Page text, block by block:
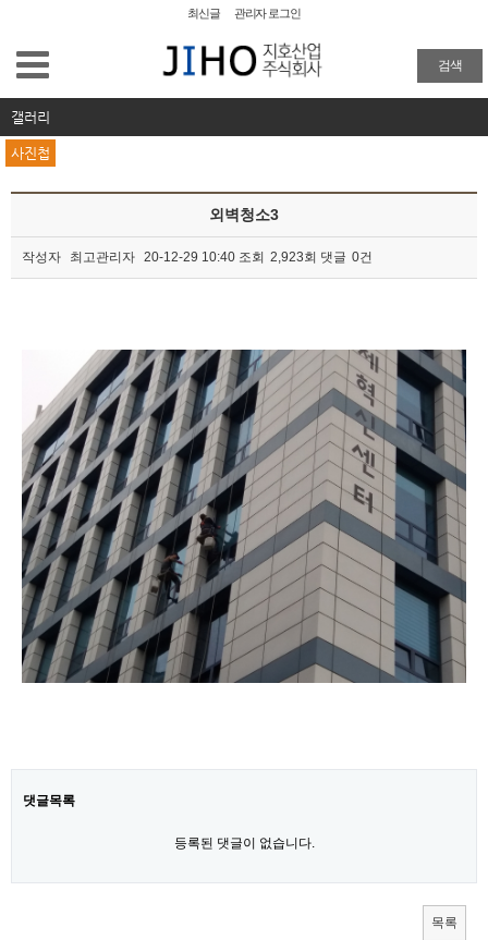
공장청소
외벽청소
준공청소
이사/입주청소
주요업무 및 실적
갤러리
사진첩
최신글 관리자 로그인
검색
갤러리
사진첩
외벽청소3
작성자 최고관리자 20-12-29 10:40 조회 2,923회 댓글 0건
댓글목록
등록된 댓글이 없습니다.
목록